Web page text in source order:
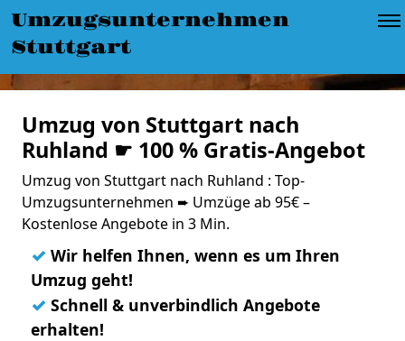
Umzugsunternehmen
Stuttgart
Umzug von Stuttgart nach
Ruhland ☛ 100 % Gratis-Angebot
Umzug von Stuttgart nach Ruhland : Top-
Umzugsunternehmen ➨ Umzüge ab 95€ –
Kostenlose Angebote in 3 Min.
✓ Wir helfen Ihnen, wenn es um Ihren
Umzug geht!
✓ Schnell & unverbindlich Angebote
erhalten!